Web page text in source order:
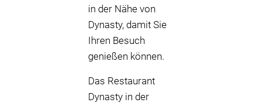
in der Nähe von
Dynasty, damit Sie
Ihren Besuch
genießen können.
Das Restaurant
Dynasty in der